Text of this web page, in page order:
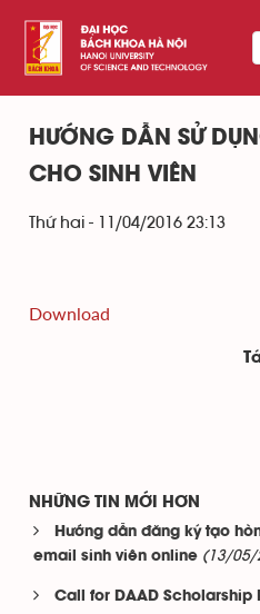
HƯỚNG DẪN SỬ
CHO SINH VIÊN
Thứ hai - 11/04/2016 23:13
Download
NHỮNG TIN MỚI HƠN
Hướng dẫn đăng ký tạo
email sinh viên online (13/05/
Call for DAAD Scholarship